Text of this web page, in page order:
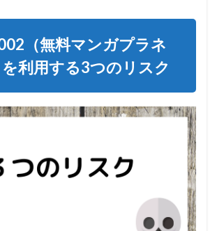
（無料マンガプラネ
利用する3つのリスク